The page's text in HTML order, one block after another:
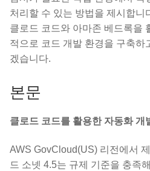
처리할 수 있는 방법을 제시합니
클로드 코드와 아마존 베드록을
적으로 코드 개발 환경을 구축하
겠습니다.
본문
클로드 코드를 활용한 자동화 개
AWS GovCloud(US) 리전에서
드 소넷 4.5는 규제 기준을 충족